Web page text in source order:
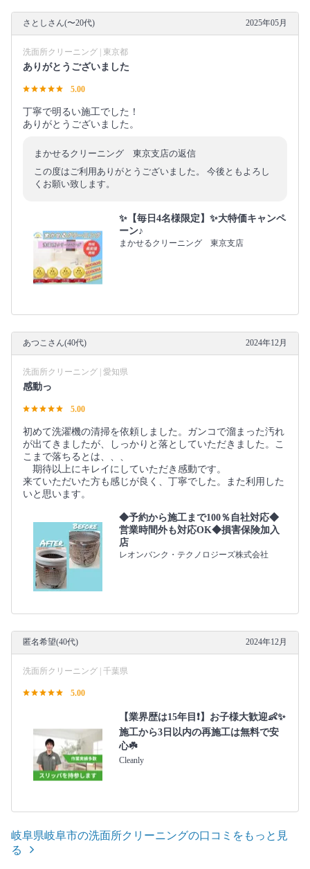
さとしさん(〜20代) 2025年05月
洗面所クリーニング | 東京都
ありがとうございました
5.00
丁寧で明るい施工でした！
ありがとうございました。
まかせるクリーニング 東京支店の返信
この度はご利用ありがとうございました。 今後ともよろし
くお願い致します。
✨【毎日4名様限定】✨大特価キャンペ
ーン♪
まかせるクリーニング 東京支店
あつこさん(40代) 2024年12月
洗面所クリーニング | 愛知県
感動っ
5.00
初めて洗濯機の清掃を依頼しました。ガンコで溜まった汚れ
が出てきましたが、しっかりと落としていただきました。こ
こまで落ちるとは、、、
期待以上にキレイにしていただき感動です。
来ていただいた方も感じが良く、丁寧でした。また利用した
いと思います。
◆予約から施工まで100％自社対応◆
営業時間外も対応OK◆損害保険加入
店
レオンバンク・テクノロジーズ株式会社
匿名希望(40代) 2024年12月
洗面所クリーニング | 千葉県
5.00
【業界歴は15年目❗️】お子様大歓迎👶✨
施工から3日以内の再施工は無料で安
心☘️
Cleanly
岐阜県岐阜市の洗面所クリーニングの口コミをもっと見
る